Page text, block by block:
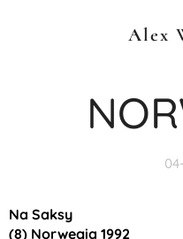
Alex
Na Saksy
(8) Norwegia 1992